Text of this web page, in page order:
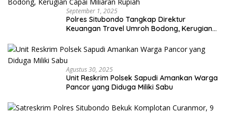
September 1, 2025
Polres Situbondo Tangkap Direktur
Keuangan Travel Umroh Bodong, Kerugian
Agustus 30, 2025
Unit Reskrim Polsek Sapudi Amankan Warga
Pancor yang Diduga Miliki Sabu